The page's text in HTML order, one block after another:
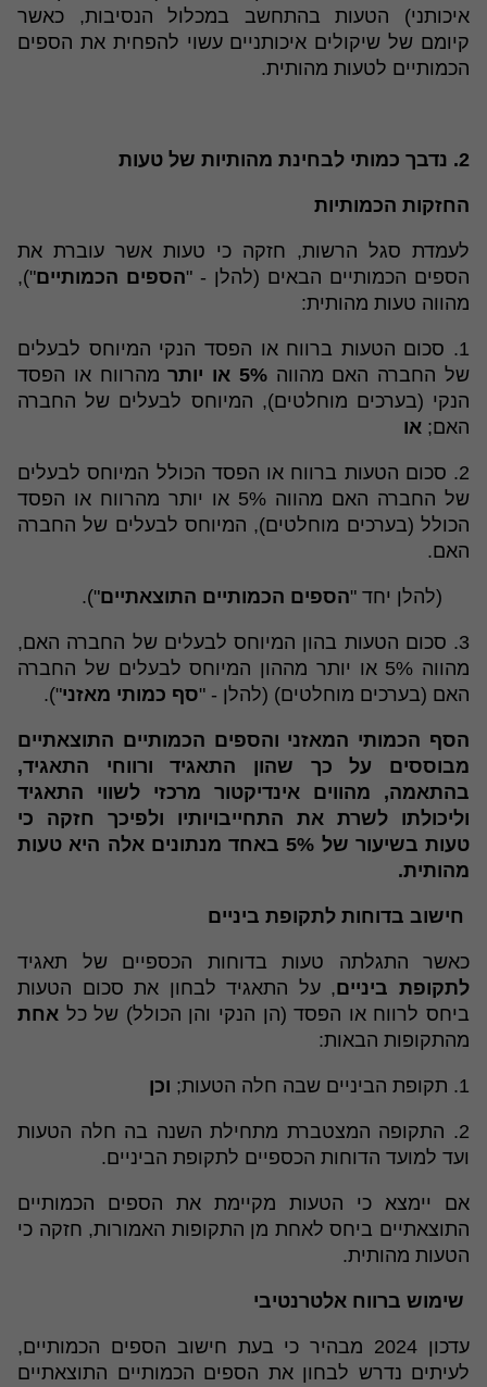
איכותני) הטעות בהתחשב במכלול הנסיבות, כאשר
קיומם של שיקולים איכותניים עשוי להפחית את הספים
הכמותיים לטעות מהותית.
2. נדבך כמותי לבחינת מהותיות של טעות
החזקות הכמותיות
לעמדת סגל הרשות, חזקה כי טעות אשר עוברת את
הספים הכמותיים הבאים (להלן - "הספים הכמותיים"),
מהווה טעות מהותית:
1. סכום הטעות ברווח או הפסד הנקי המיוחס לבעלים
של החברה האם מהווה5% או יותר
מהרווח או הפסד
הנקי (בערכים מוחלטים), המיוחס לבעלים של החברה
האם; או
2. סכום הטעות ברווח או הפסד הכולל המיוחס לבעלים
של החברה האם מהווה 5% או יותר מהרווח או הפסד
הכולל (בערכים מוחלטים), המיוחס לבעלים של החברה
האם.
(להלן יחד "הספים הכמותיים התוצאתיים").
3. סכום הטעות בהון המיוחס לבעלים של החברה האם,
מהווה 5% או יותר מההון המיוחס לבעלים של החברה
האם (בערכים מוחלטים) (להלן - "סף כמותי מאזני").
הסף הכמותי המאזני והספים הכמותיים התוצאתיים
מבוססים על כך שהון התאגיד ורווחי התאגיד,
בהתאמה, מהווים אינדיקטור מרכזי לשווי התאגיד
וליכולתו לשרת את התחייבויותיו ולפיכך חזקה כי
טעות בשיעור של 5% באחד מנתונים אלה היא טעות
מהותית.
חישוב בדוחות לתקופת ביניים
כאשר התגלתה טעות בדוחות הכספיים של תאגיד
לתקופת ביניים, על התאגיד לבחון את סכום הטעות
ביחס לרווח או הפסד (הן הנקי והן הכולל) של כל אחת
מהתקופות הבאות:
1. תקופת הביניים שבה חלה הטעות; וכן
2. התקופה המצטברת מתחילת השנה בה חלה הטעות
ועד למועד הדוחות הכספיים לתקופת הביניים.
אם יימצא כי הטעות מקיימת את הספים הכמותיים
התוצאתיים ביחס לאחת מן התקופות האמורות, חזקה כי
הטעות מהותית.
שימוש ברווח אלטרנטיבי
עדכון 2024 מבהיר כי בעת חישוב הספים הכמותיים,
לעיתים נדרש לבחון את הספים הכמותיים התוצאתיים